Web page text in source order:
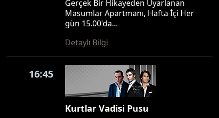
Gerçek Bir Hikayeden Uyarlanan
Masumlar Apartmanı, Hafta İçi Her
gün 15.00'da...
Detaylı Bilgi
16:45
Kurtlar Vadisi Pusu